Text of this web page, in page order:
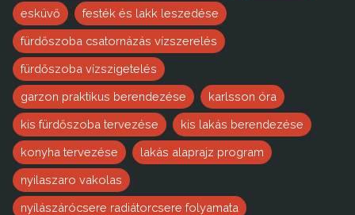
esküvő festék és lakk leszedése
fürdőszoba csatornázás vízszerelés
fürdőszoba vízszigetelés
garzon praktikus berendezése karlsson óra
kis fürdőszoba tervezése kis lakás berendezése
konyha tervezése lakás alaprajz program
nyilaszaro vakolas
nyílászárócsere radiátorcsere folyamata